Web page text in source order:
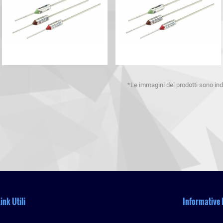
*Le immagini dei prodotti sono
Utili Informative